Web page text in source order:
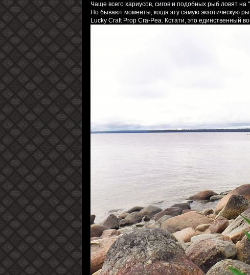
Чаще всего хариусов, сигов и подобных рыб ловят
Но бывают моменты, когда эту самую экзотическую
Lucky Craft Prop Cra-Pea. Кстати, это единственный